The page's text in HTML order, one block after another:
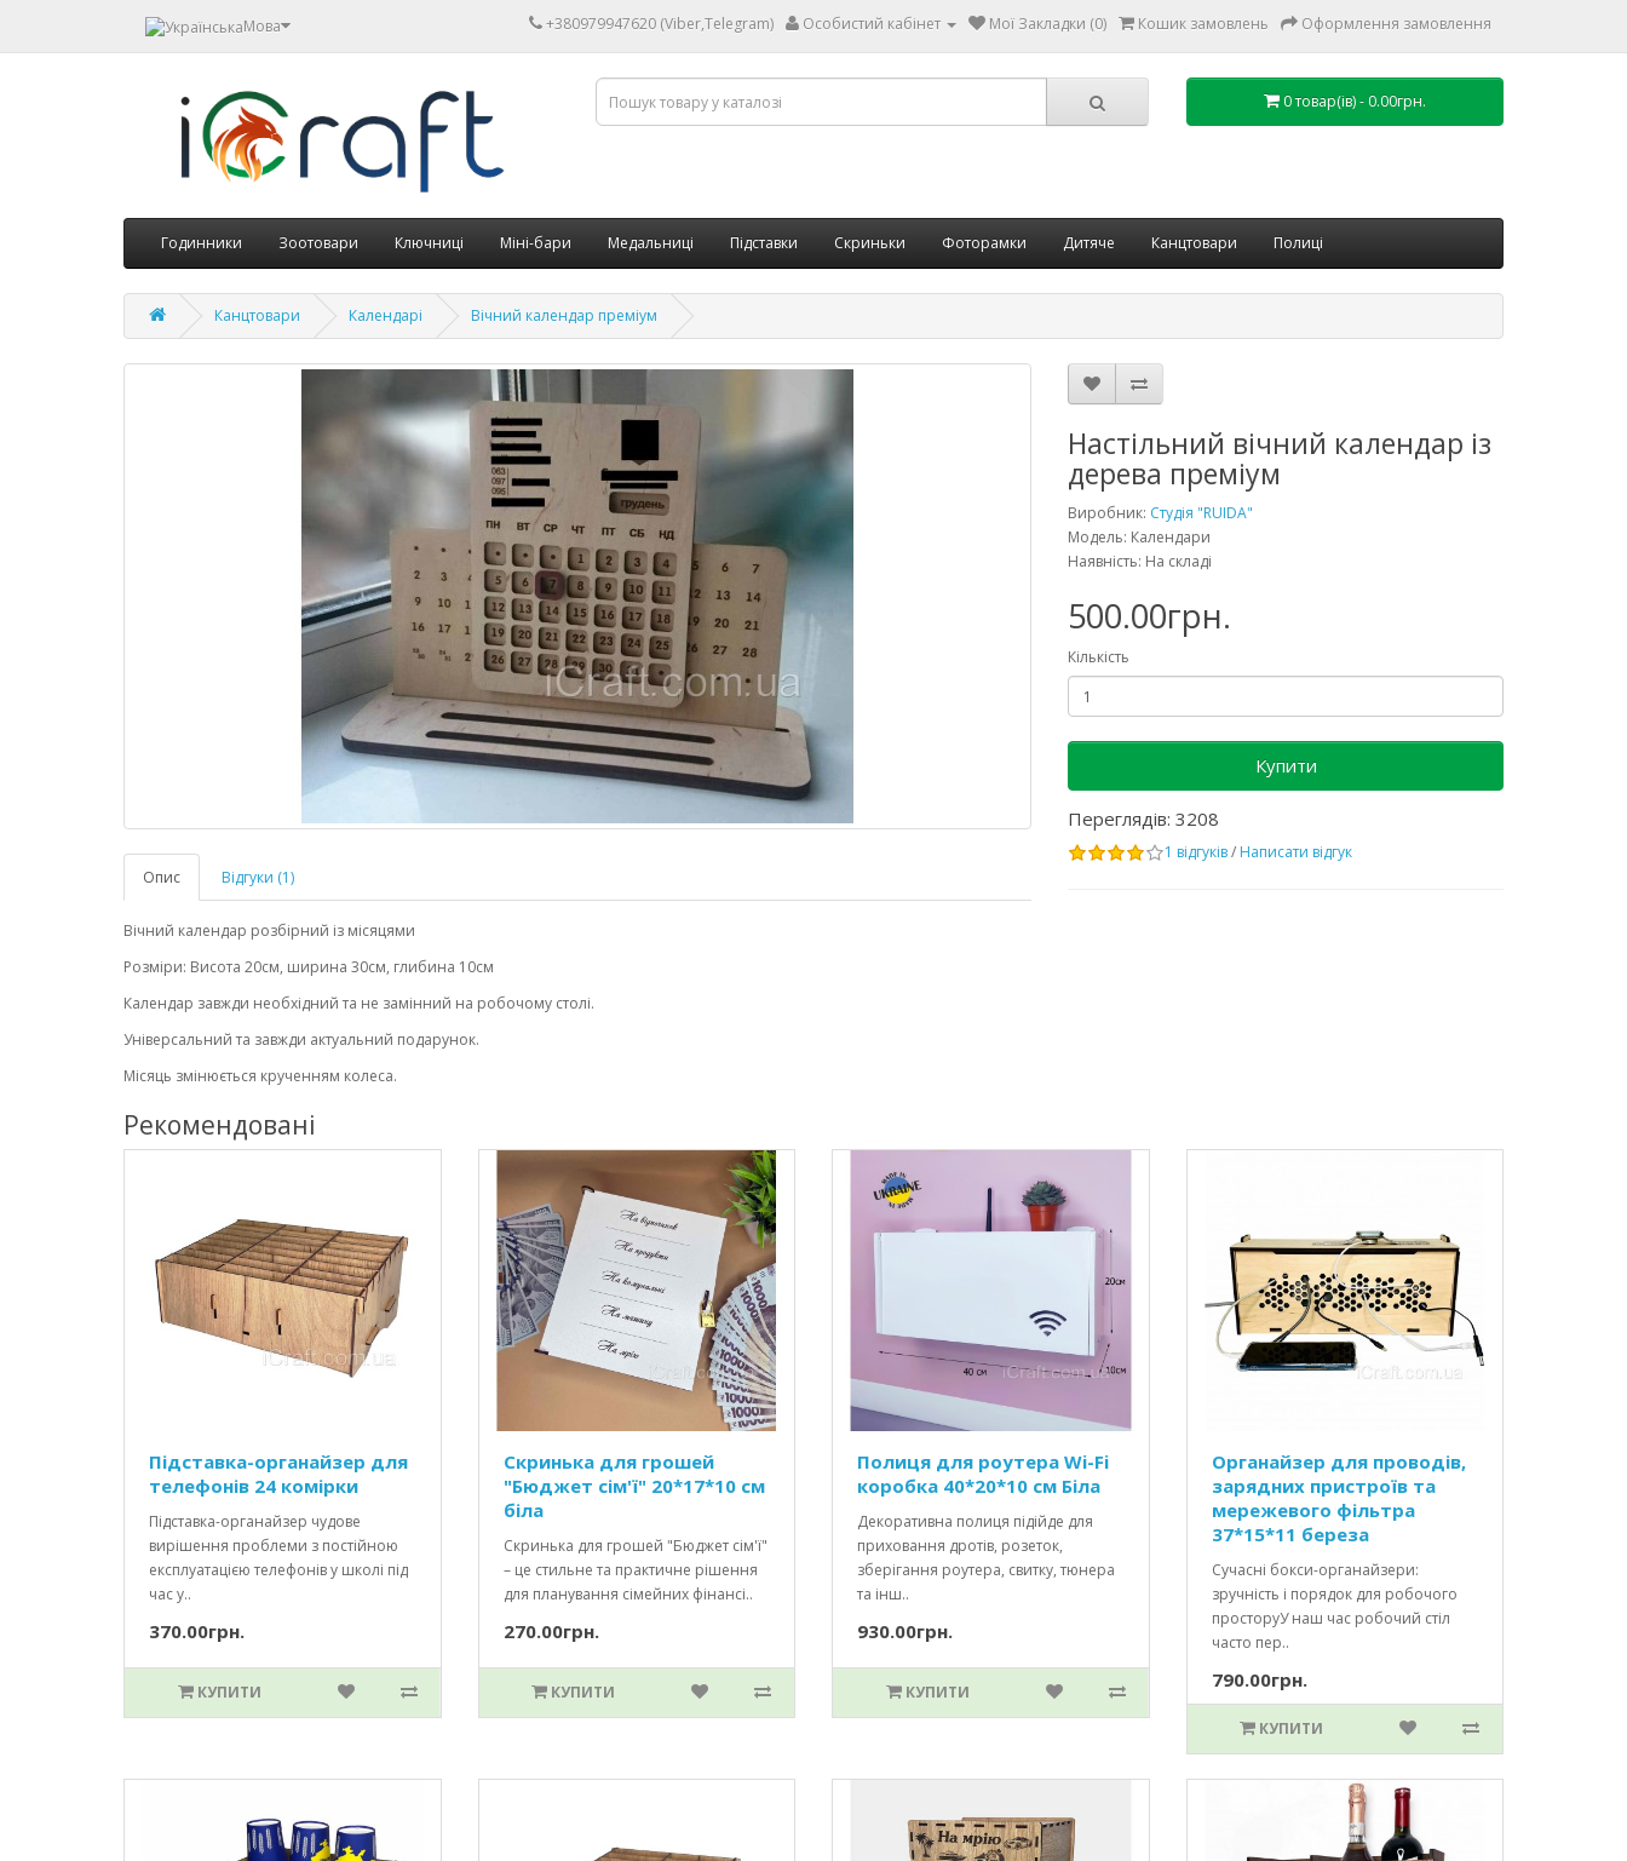
Мова +380979947620 (Viber,Telegram) Особистий кабінет Мої Закладки (0) Кошик замовлень Оформлення замовлення
0 товар(ів) - 0.00грн.
Годинники Зоотовари Ключниці Міні-бари Медальниці Підставки Скриньки Фоторамки Дитяче Канцтовари Полиці
Канцтовари Календарі Вічний календар преміум
Опис Відгуки (1)
Вічний календар розбірний із місяцями
Розміри: Висота 20см, ширина 30см, глибина 10см
Календар завжди необхідний та не замінний на робочому столі.
Універсальний та завжди актуальний подарунок.
Місяць змінюється крученням колеса.
Настільний вічний календар із
дерева преміум
Виробник: Студія "RUIDA"
Модель: Календари
Наявність: На складі
500.00грн.
Кількість
Купити
Переглядів: 3208
1 відгуків/ Написати відгук
Рекомендовані
Підставка-органайзер для
телефонів 24 комірки
Підставка-органайзер чудове
вирішення проблеми з постійною
експлуатацією телефонів у школі під
час у..
370.00грн.
КУПИТИ
Скринька для грошей
"Бюджет сім'ї" 20*17*10 см
біла
Скринька для грошей "Бюджет сім'ї"
– це стильне та практичне рішення
для планування сімейних фінансі..
270.00грн.
КУПИТИ
Полиця для роутера Wi-Fi
коробка 40*20*10 см Біла
Декоративна полиця підійде для
приховання дротів, розеток,
зберігання роутера, свитку, тюнера
та інш..
930.00грн.
КУПИТИ
Органайзер для проводів,
зарядних пристроїв та
мережевого фільтра
37*15*11 береза
Сучасні бокси-органайзери:
зручність і порядок для робочого
просторуУ наш час робочий стіл
часто пер..
790.00грн.
КУПИТИ